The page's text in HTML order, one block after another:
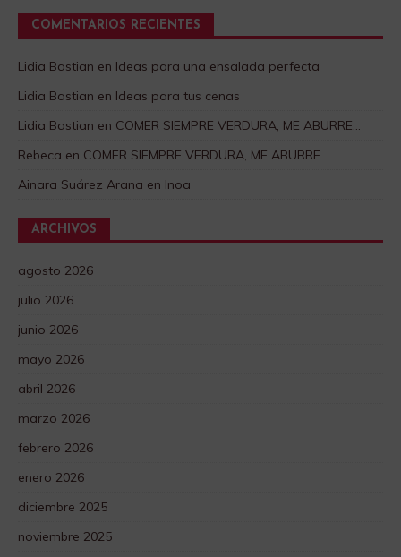
COMENTARIOS RECIENTES
Lidia Bastian en Ideas para una ensalada perfecta
Lidia Bastian en Ideas para tus cenas
Lidia Bastian en COMER SIEMPRE VERDURA, ME ABURRE…
Rebeca en COMER SIEMPRE VERDURA, ME ABURRE…
Ainara Suárez Arana en Inoa
ARCHIVOS
agosto 2026
julio 2026
junio 2026
mayo 2026
abril 2026
marzo 2026
febrero 2026
enero 2026
diciembre 2025
noviembre 2025